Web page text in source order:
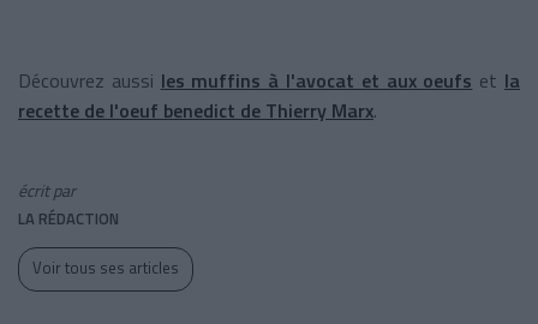
Découvrez aussi les muffins à l'avocat et aux oeufs et la
recette de l'oeuf benedict de Thierry Marx.
écrit par
LA RÉDACTION
Voir tous ses articles